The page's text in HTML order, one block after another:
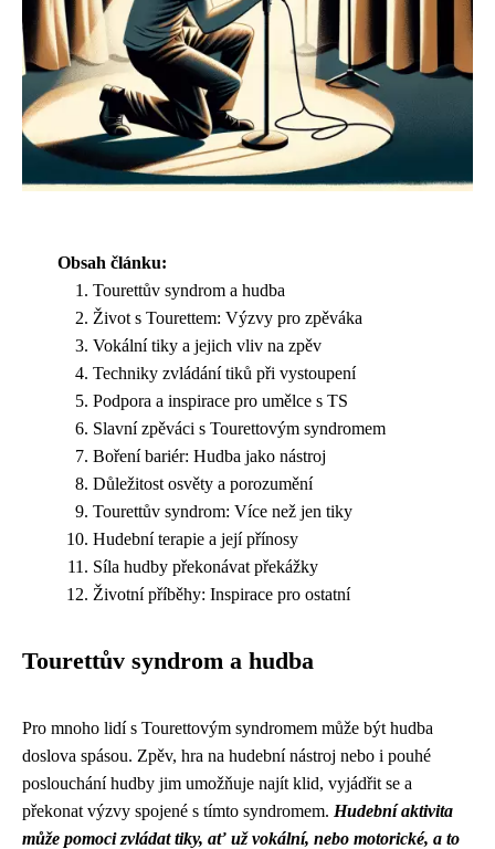
Obsah článku:
Tourettův syndrom a hudba
Život s Tourettem: Výzvy pro zpěváka
Vokální tiky a jejich vliv na zpěv
Techniky zvládání tiků při vystoupení
Podpora a inspirace pro umělce s TS
Slavní zpěváci s Tourettovým syndromem
Boření bariér: Hudba jako nástroj
Důležitost osvěty a porozumění
Tourettův syndrom: Více než jen tiky
Hudební terapie a její přínosy
Síla hudby překonávat překážky
Životní příběhy: Inspirace pro ostatní
Tourettův syndrom a hudba
Pro mnoho lidí s Tourettovým syndromem může být hudba
doslova spásou. Zpěv, hra na hudební nástroj nebo i pouhé
poslouchání hudby jim umožňuje najít klid, vyjádřit se a
překonat výzvy spojené s tímto syndromem. Hudební aktivita
může pomoci zvládat tiky, ať už vokální, nebo motorické, a to